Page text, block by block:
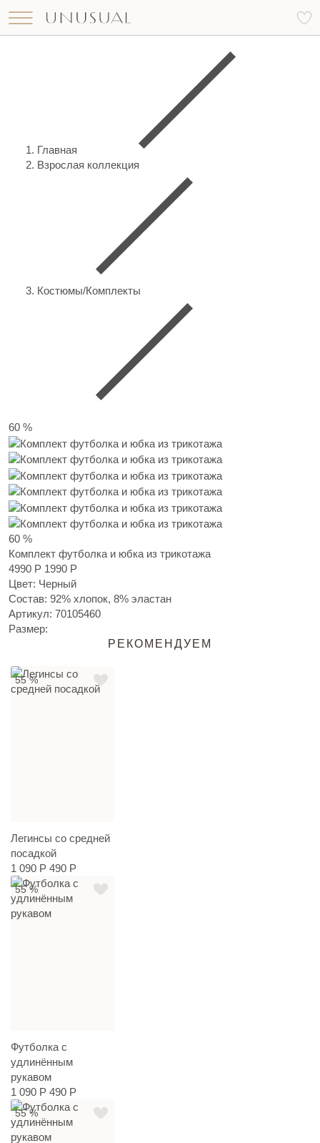
Главная
Взрослая коллекция
Костюмы/Комплекты
60 %
60 %
Комплект футболка и юбка из трикотажа
4990 Р 1990 Р
Цвет: Черный
Состав: 92% хлопок, 8% эластан
Артикул: 70105460
Размер:
РЕКОМЕНДУЕМ
55 %
Легинсы со средней
посадкой
1 090 Р 490 Р
55 %
Футболка с
удлинённым
рукавом
1 090 Р 490 Р
55 %